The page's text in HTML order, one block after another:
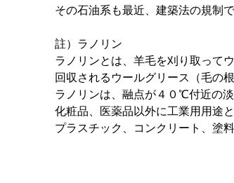
その石油系も最近、建築法の規制
註）ラノリン
ラノリンとは、羊毛を刈り取って
回収されるウールグリース（毛の
ラノリンは、融点が４０℃付近の淡
化粧品、医薬品以外に工業用用途
プラスチック、コンクリート、塗